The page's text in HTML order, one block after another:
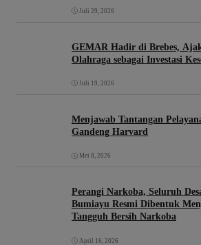
Juli 29, 2026
GEMAR Hadir di Brebes,
Olahraga sebagai Investasi
Juli 19, 2026
Menjawab Tantangan
Gandeng Harvard
Mei 8, 2026
Perangi Narkoba, Seluruh
Bumiayu Resmi Dibentuk
Tangguh Bersih Narkoba
April 16, 2026